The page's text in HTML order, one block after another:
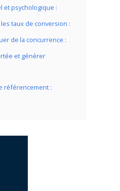
et psychologique :
taux de conversion :
de la concurrence :
et générer
référencement :